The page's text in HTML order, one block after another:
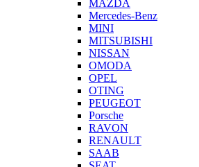
MAZDA
Mercedes-Benz
MINI
MITSUBISHI
NISSAN
OMODA
OPEL
OTING
PEUGEOT
Porsche
RAVON
RENAULT
SAAB